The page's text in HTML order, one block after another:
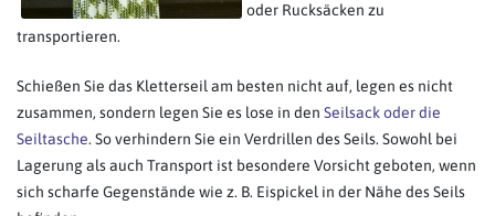
oder Rucksäcken zu
transportieren.
Schießen Sie das Kletterseil am besten nicht auf, legen es nicht
zusammen, sondern legen Sie es lose in den Seilsack oder die
Seiltasche. So verhindern Sie ein Verdrillen des Seils. Sowohl bei
Lagerung als auch Transport ist besondere Vorsicht geboten, wenn
sich scharfe Gegenstände wie z. B. Eispickel in der Nähe des Seils